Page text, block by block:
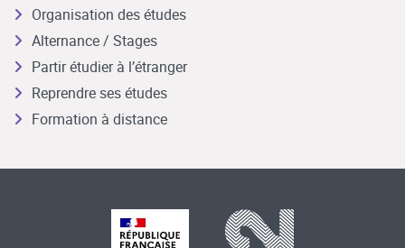
Organisation des études
Alternance / Stages
Partir étudier à l’étranger
Reprendre ses études
Formation à distance